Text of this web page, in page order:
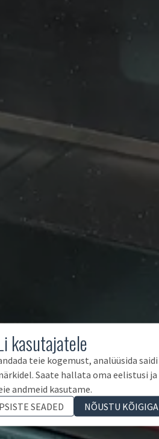
kasutajatele
teie kogemust, analüüsida saidi
Saate hallata oma eelistusi ja
andmeid kasutame.
SEADED
NÕUSTU KÕIGIGA